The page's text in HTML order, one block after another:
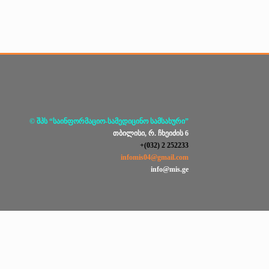
© შპს “საინფორმაციო-სამედიცინო სამსახური”
თბილისი, რ. ჩხეიძის 6
+(032) 2 252233
infomis04@gmail.com
info@mis.ge